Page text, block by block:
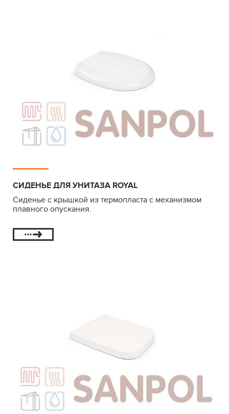
СИДЕНЬЕ ДЛЯ УНИТАЗА ROYAL
Сиденье с крышкой из термопласта с механизмом
плавного опускания.